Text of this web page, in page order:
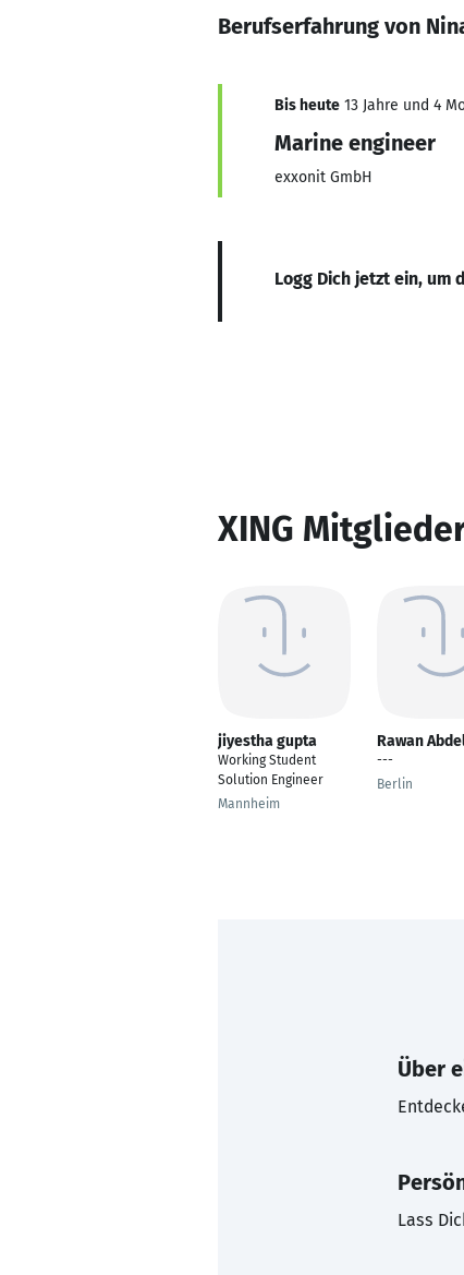
Berufserfahrung von
Bis heute 13 Jahre und 4
Marine engineer
exxonit GmbH
Logg Dich jetzt ein, um
XING
jiyestha gupta
Working Student
Solution Engineer
Mannheim
Rawan
---
Berlin
Über
Lass